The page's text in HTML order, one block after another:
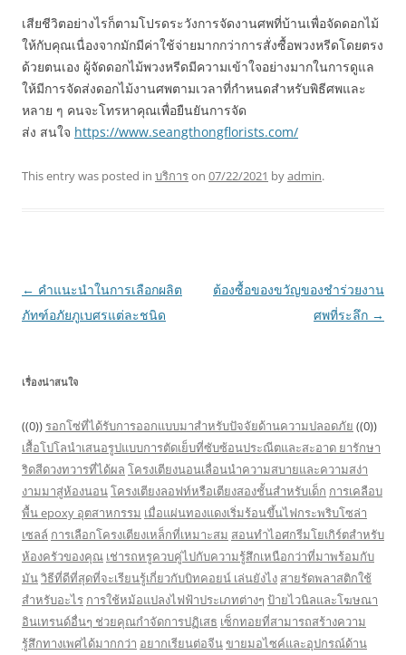
เสียชีวิตอย่างไรก็ตามโปรดระวังการจัดงานศพที่บ้านเพื่อจัดดอกไม้
ให้กับคุณเนื่องจากมักมีค่าใช้จ่ายมากกว่าการสั่งซื้อพวงหรีดโดยตรง
ด้วยตนเอง ผู้จัดดอกไม้พวงหรีดมีความเข้าใจอย่างมากในการดูแล
ให้มีการจัดส่งดอกไม้งานศพตามเวลาที่กำหนดสำหรับพิธีศพและ
หลาย ๆ คนจะโทรหาคุณเพื่อยืนยันการจัด
ส่ง สนใจ https://www.seangthongflorists.com/
This entry was posted in บริการon 07/22/2021 byadmin.
Post
navigation
← คำแนะนำในการเลือกผลิต
ภัทฑ์อภัยภูเบศรแต่ละชนิด
ต้องซื้อของขวัญของชำร่วยงาน
ศพที่ระลึก →
เรื่องน่าสนใจ
((0)) รอกโซ่ที่ได้รับการออกแบบมาสำหรับปัจจัยด้านความปลอดภัย ((0))
เสื้อโปโลนำเสนอรูปแบบการตัดเย็บที่ซับซ้อนประณีตและสะอาด ยารักษา
ริดสีดวงทวารที่ได้ผล โครงเตียงนอนเลื่อนนำความสบายและความสง่า
งามมาสู่ห้องนอนโครงเตียงลอฟท์หรือเตียงสองชั้นสำหรับเด็ก การเคลือบ
พื้น epoxy อุตสาหกรรม เมื่อแผ่นทองแดงเริ่มร้อนขึ้นไฟกระพริบโซล่า
เซลล์ การเลือกโครงเตียงเหล็กที่เหมาะสม สอนทำไอศกรีมโยเกิร์ตสำหรับ
ห้องครัวของคุณ เช่ารถหรูควบคู่ไปกับความรู้สึกเหนือกว่าที่มาพร้อมกับ
มันวิธีที่ดีที่สุดที่จะเรียนรู้เกี่ยวกับบิทคอยน์ เล่นยังไง สายรัดพลาสติกใช้
สำหรับอะไร การใช้หม้อแปลงไฟฟ้าประเภทต่างๆ ป้ายไวนิลและโฆษณา
อินเทรนด์อื่นๆ ช่วยคุณกำจัดการปฏิเสธ เซ็กทอยที่สามารถสร้างความ
รู้สึกทางเพศได้มากกว่า อยากเรียนต่อจีนขายมอไซค์และอุปกรณ์ด้าน